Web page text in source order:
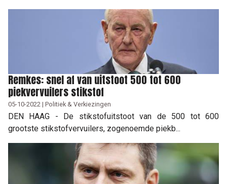
Remkes: snel af van uitstoot 500 tot 600
piekvervuilers stikstof
05-10-2022 | Politiek & Verkiezingen
DEN HAAG - De stikstofuitstoot van de 500 tot 600
grootste stikstofvervuilers, zogenoemde piekb...